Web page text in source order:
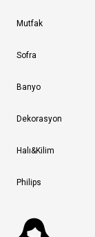
Mutfak
Sofra
Banyo
Dekorasyon
Halı&Kilim
Philips